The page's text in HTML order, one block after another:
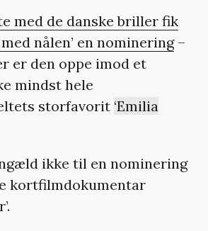
med de danske briller fik
med nålen’ en nominering–
er den oppe imod et
mindst hele
storfavorit ‘Emilia
ikke til en nominering
kortfilmdokumentar